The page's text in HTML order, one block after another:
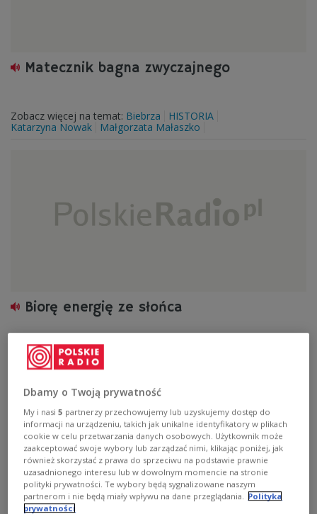
Matecznik bagna zwyczajnego
Zobacz więcej na temat: Biebrza
HISTORIA
Katarzyna Nowak
Małgorzata Małaszko
Biorę energię ze słońca
Zobacz więcej na temat:
Urszula Żółtowska-Tomaszewska
Dbamy o Twoją prywatność
My i nasi5 partnerzy przechowujemy lub uzyskujemy dostęp do
informacji na urządzeniu, takich jak unikalne identyfikatory w plikach
cookie w celu przetwarzania danych osobowych. Użytkownik może
zaakceptować swoje wybory lub zarządzać nimi, klikając poniżej, jak
również skorzystać z prawa do sprzeciwu na podstawie prawnie
uzasadnionego interesu lub w dowolnym momencie na stronie
polityki prywatności. Te wybory będą sygnalizowane naszym
partnerom i nie będą miały wpływu na dane przeglądania.
Polityka
prywatności